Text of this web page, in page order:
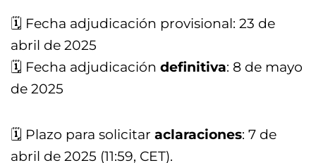
🗓 Fecha adjudicación provisional: 23 de
abril de 2025
🗓 Fecha adjudicación definitiva: 8 de mayo
de 2025
🗓 Plazo para solicitar aclaraciones: 7 de
abril de 2025 (11:59, CET).